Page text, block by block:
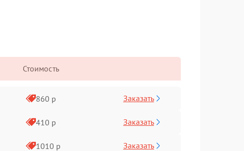
Стоимость
860 р Заказать
410 р Заказать
1010 р Заказать